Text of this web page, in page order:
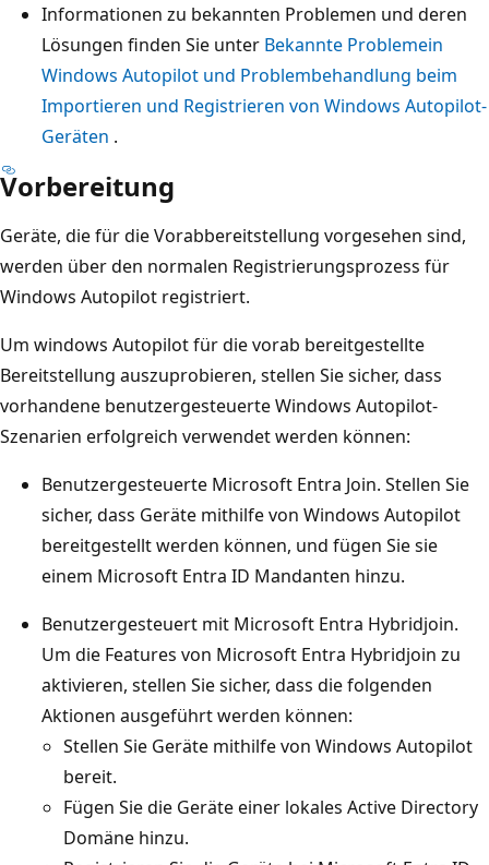
Informationen zu bekannten Problemen und deren
Lösungen finden Sie unter Bekannte Problemein
Windows Autopilot und Problembehandlung beim
Importieren und Registrieren von Windows Autopilot-
Geräten .
Vorbereitung
Geräte, die für die Vorabbereitstellung vorgesehen sind,
werden über den normalen Registrierungsprozess für
Windows Autopilot registriert.
Um windows Autopilot für die vorab bereitgestellte
Bereitstellung auszuprobieren, stellen Sie sicher, dass
vorhandene benutzergesteuerte Windows Autopilot-
Szenarien erfolgreich verwendet werden können:
Benutzergesteuerte Microsoft Entra Join. Stellen Sie
sicher, dass Geräte mithilfe von Windows Autopilot
bereitgestellt werden können, und fügen Sie sie
einem Microsoft Entra ID Mandanten hinzu.
Benutzergesteuert mit Microsoft Entra Hybridjoin.
Um die Features von Microsoft Entra Hybridjoin zu
aktivieren, stellen Sie sicher, dass die folgenden
Aktionen ausgeführt werden können:
Stellen Sie Geräte mithilfe von Windows Autopilot
bereit.
Fügen Sie die Geräte einer lokales Active Directory
Domäne hinzu.